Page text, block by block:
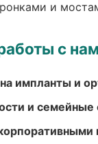
и
с
на импланты и
и семейные